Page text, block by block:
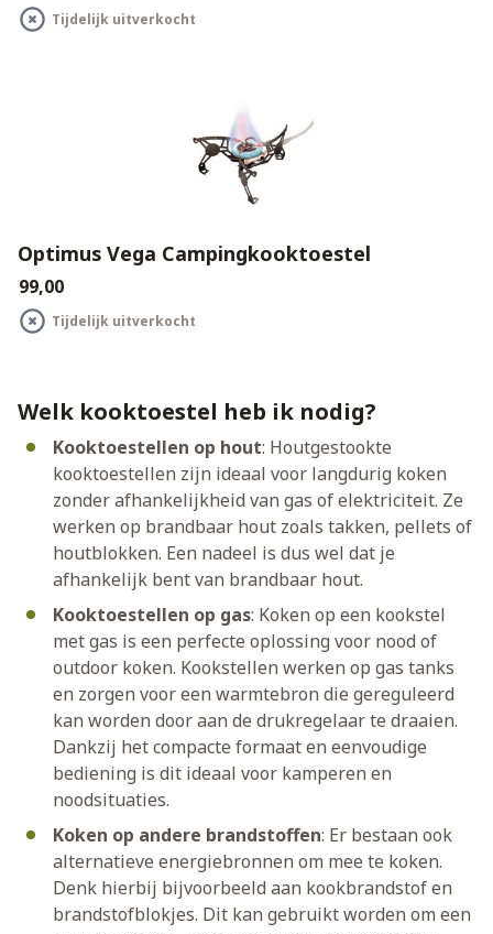
Tijdelijk uitverkocht
Optimus Vega Campingkooktoestel
€99,00
Tijdelijk uitverkocht
Welk kooktoestel heb ik nodig?
Kooktoestellen op hout: Houtgestookte
kooktoestellen zijn ideaal voor langdurig koken
zonder afhankelijkheid van gas of elektriciteit. Ze
werken op brandbaar hout zoals takken, pellets of
houtblokken. Een nadeel is dus wel dat je
afhankelijk bent van brandbaar hout.
Kooktoestellen op gas: Koken op een kookstel
met gas is een perfecte oplossing voor nood of
outdoor koken. Kookstellen werken op gas tanks
en zorgen voor een warmtebron die gereguleerd
kan worden door aan de drukregelaar te draaien.
Dankzij het compacte formaat en eenvoudige
bediening is dit ideaal voor kamperen en
noodsituaties.
Koken op andere brandstoffen: Er bestaan ook
alternatieve energiebronnen om mee te koken.
Denk hierbij bijvoorbeeld aan kookbrandstof en
brandstofblokjes. Dit kan gebruikt worden om een